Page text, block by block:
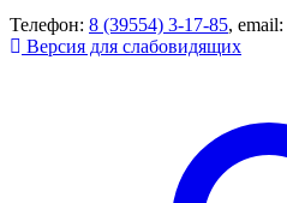
Телефон: 8 (39554) 3-17-85, email:
Версия для слабовидящих